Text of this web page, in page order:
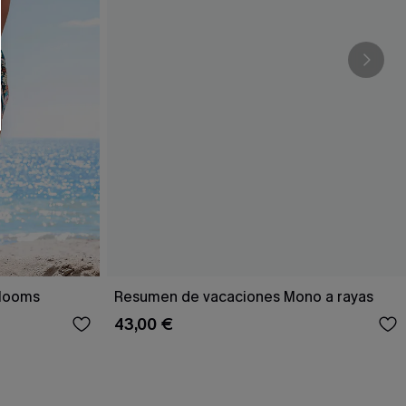
Resumen de vacaciones Mono a rayas
43,00 €
formulario, usted acepta nuestros
de Cupshe en cualquier momento del
compra. Podemos utilizar la
y ofertas adaptados a su perfil.